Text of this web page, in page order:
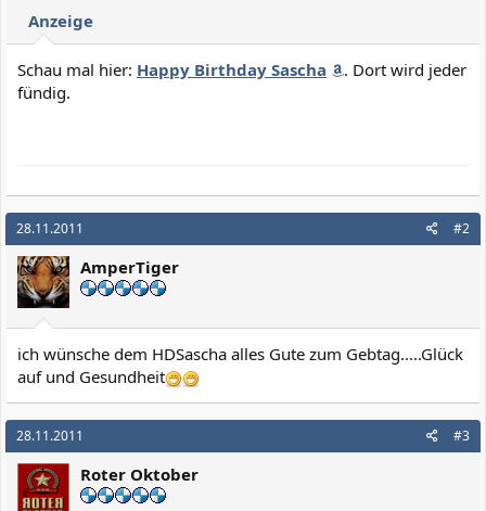
Anzeige
Schau mal hier: Happy Birthday Sascha
. Dort wird jeder
fündig.
28.11.2011 #2
AmperTiger
ich wünsche dem HDSascha alles Gute zum Gebtag.....Glück
auf und Gesundheit
28.11.2011 #3
Roter Oktober